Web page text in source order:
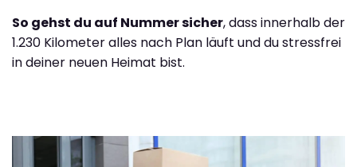
So gehst du auf Nummer sicher, dass innerhalb der
1.230 Kilometer alles nach Plan läuft und du stressfrei
in deiner neuen Heimat bist.